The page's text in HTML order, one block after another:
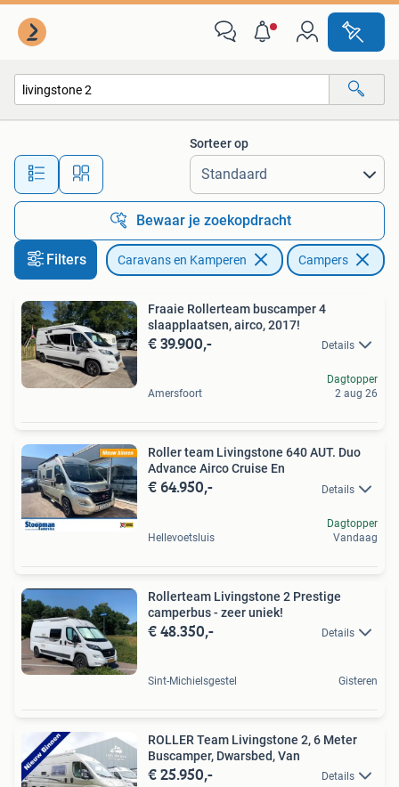
Alle afstanden…
Sorteer op
Bewaar je zoekopdracht
Filters Caravans en Kamperen Campers
Fraaie Rollerteam buscamper 4
slaapplaatsen, airco, 2017!
€ 39.900,- Details
Amersfoort
Dagtopper
2 aug 26
Roller team Livingstone 640 AUT. Duo
Advance Airco Cruise En
€ 64.950,- Details
Hellevoetsluis
Dagtopper
Vandaag
Rollerteam Livingstone 2 Prestige
camperbus - zeer uniek!
€ 48.350,- Details
Sint-Michielsgestel Gisteren
ROLLER Team Livingstone 2, 6 Meter
Buscamper, Dwarsbed, Van
€ 25.950,- Details